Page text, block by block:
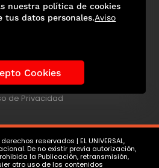
Lo viral Anécdotas Mundialistas
Tendencias Directorio
de Privacidad
reservados | EL UNIVERSAL,
De no existir previa autorización,
la Publicación, retransmisión,
otro uso de los contenidos
nuestra política de cookies
tus datos personales.Aviso
Cookies